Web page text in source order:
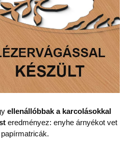
ellenállóbbak a karcolásokkal
eredményez: enyhe árnyékot vet